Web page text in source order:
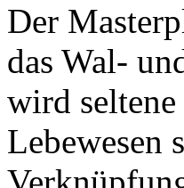
Der
das Wal-
wird
Lebewesen